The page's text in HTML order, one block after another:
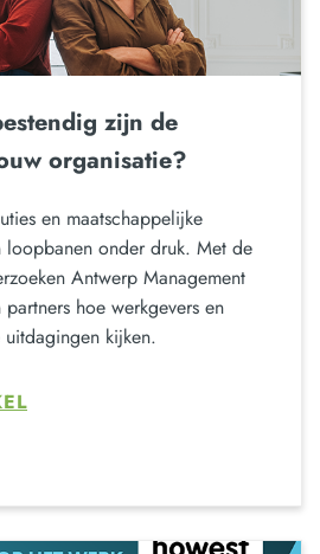
zijn de
organisatie?
en maatschappelijke
loopbanen onder druk. Met de
Antwerp Management
hoe werkgevers en
kijken.